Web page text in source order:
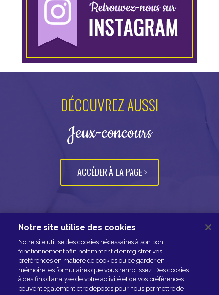
DÉCOUVREZ AUSSI
Jeux-concours
ACCÉDER À LA PAGE
NOUS CONTACTER
ESPACE PRESSE
NOS PARTENAIRES
Notre site utilise des cookies
Notre site utilise des cookies nécessaires à son bon
fonctionnement afin notamment d’enregistrer vos
préférences en matière de cookies ou de garder en
mémoire les formulaires que vous remplissez. Des cookies
à des fins d’analyse de votre activité et de vos préférences
peuvent également être déposés pour nous permettre de